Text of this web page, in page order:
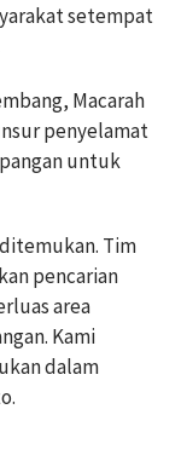
setempat
Macarah
penyelamat
untuk
Tim
pencarian
area
Kami
dalam